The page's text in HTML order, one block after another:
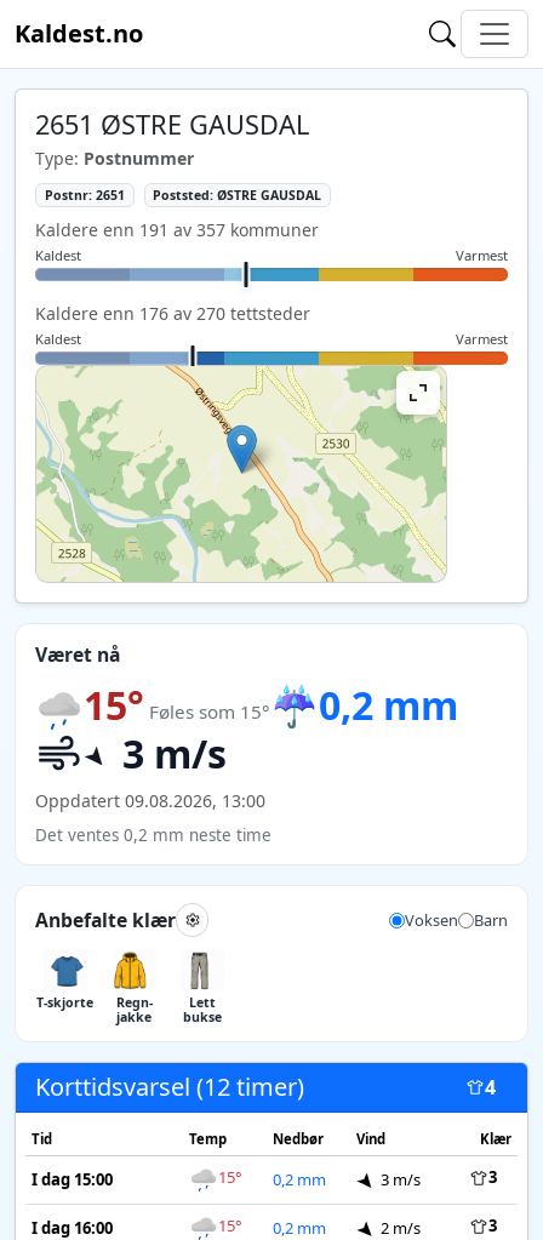
Kaldest.no
2651 ØSTRE GAUSDAL
Type: Postnummer
Postnr: 2651 Poststed: ØSTRE GAUSDAL
Kaldere enn 191 av 357 kommuner
Kaldest Varmest
Kaldere enn 176 av 270 tettsteder
Kaldest Varmest
Været nå
15° Føles som 15° ☔0,2 mm
3 m/s
Oppdatert 09.08.2026, 13:00
Det ventes 0,2 mm neste time
Anbefalte klær Voksen Barn
T-skjorte
Regn­
jakke
Lett
bukse
Korttidsvarsel (12 timer) 4
Tid Temp Nedbør Vind Klær
I dag 15:00 15° 0,2 mm 3 m/s 3
I dag 16:00 15° 0,2 mm 2 m/s 3